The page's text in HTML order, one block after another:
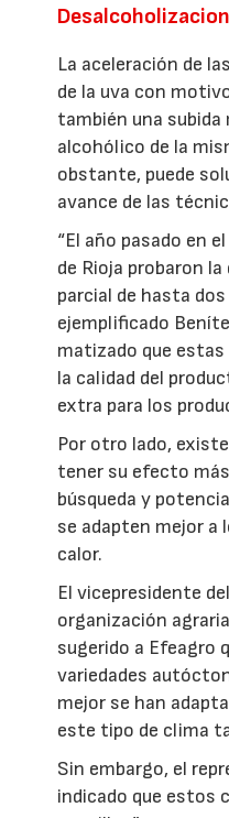
La aceleración de
de la uva con
también una subida
alcohólico de la
obstante, puede
avance de las
“El año pasado en
de Rioja probaron
parcial de hasta dos
ejemplificado
matizado que
la calidad del
extra para los
Por otro lado,
tener su efecto
búsqueda y
se adapten mejor a
calor.
El vicepresidente
organización
sugerido a Efeagro
variedades
mejor se han
este tipo de clima
Sin embargo, el
indicado que estos